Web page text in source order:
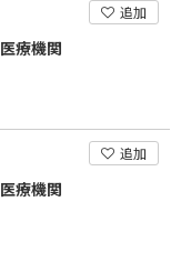
追加
療機関
追加
療機関